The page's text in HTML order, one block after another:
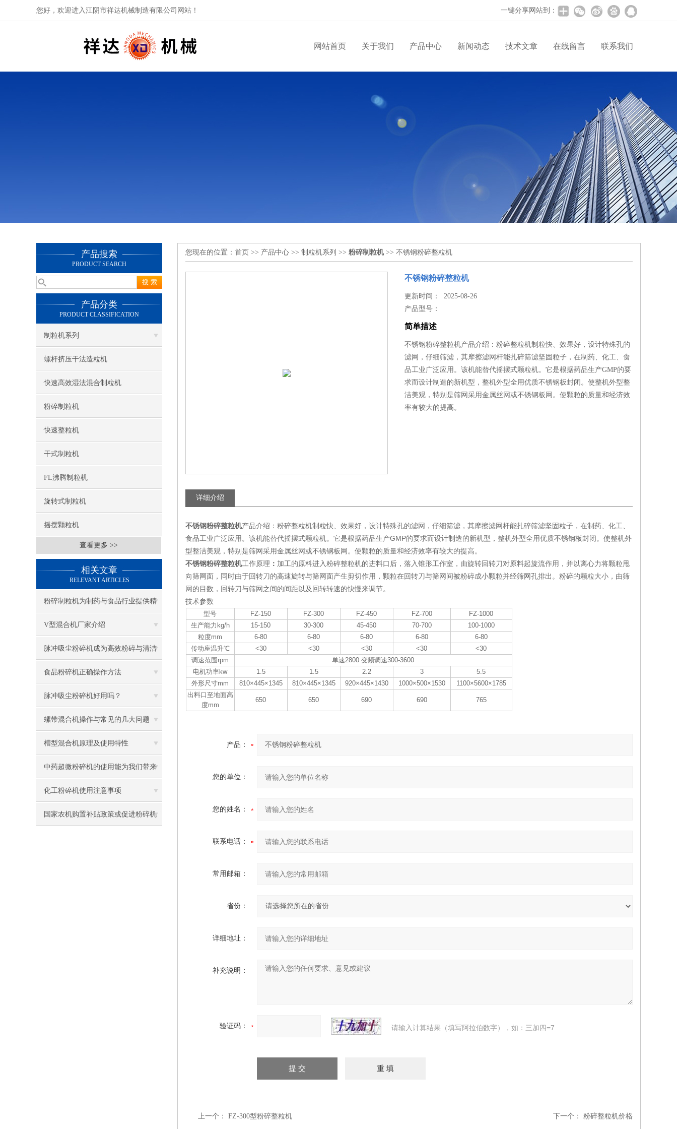
您好，欢迎进入江阴市祥达机械制造有限公司网站！ 一键分享网站到：
网站首页 关于我们 产品中心 新闻动态 技术文章 在线留言 联系我们
产品搜索
PRODUCT SEARCH
产品分类
PRODUCT CLASSIFICATION
制粒机系列
螺杆挤压干法造粒机
快速高效湿法混合制粒机
粉碎制粒机
快速整粒机
干式制粒机
FL沸腾制粒机
旋转式制粒机
摇摆颗粒机
查看更多 >>
相关文章
RELEVANT ARTICLES
粉碎制粒机为制药与食品行业提供精
确的物料处理
V型混合机厂家介绍
脉冲吸尘粉碎机成为高效粉碎与清洁
的得力助手
食品粉碎机正确操作方法
脉冲吸尘粉碎机好用吗？
螺带混合机操作与常见的几大问题
槽型混合机原理及使用特性
中药超微粉碎机的使用能为我们带来
哪些好处
化工粉碎机使用注意事项
国家农机购置补贴政策或促进粉碎机
您现在的位置： 首页 >> 产品中心 >> 制粒机系列 >> 粉碎制粒机>> 不锈钢粉碎整粒机
不锈钢粉碎整粒机
更新时间： 2025-08-26
产品型号：
简单描述
不锈钢粉碎整粒机产品介绍：粉碎整粒机制粒快、效果好，设计特殊孔的
滤网，仔细筛滤，其摩擦滤网杆能扎碎筛滤坚固粒子，在制药、化工、食
品工业广泛应用。该机能替代摇摆式颗粒机。它是根据药品生产GMP的要
求而设计制造的新机型，整机外型全用优质不锈钢板封闭。使整机外型整
洁美观，特别是筛网采用金属丝网或不锈钢板网。使颗粒的质量和经济效
率有较大的提高。
详细介绍
不锈钢粉碎整粒机产品介绍：粉碎整粒机制粒快、效果好，设计特殊孔的滤网，仔细筛滤，其摩擦滤网杆能扎碎筛滤坚固粒子，在制药、化工、
食品工业广泛应用。该机能替代摇摆式颗粒机。它是根据药品生产GMP的要求而设计制造的新机型，整机外型全用优质不锈钢板封闭。使整机外
型整洁美观，特别是筛网采用金属丝网或不锈钢板网。使颗粒的质量和经济效率有较大的提高。
不锈钢粉碎整粒机工作原理 ： 加工的原料进入粉碎整粒机的进料口后，落入锥形工作室，由旋转回转刀对原料起旋流作用，并以离心力将颗粒甩
向筛网面，同时由于回转刀的高速旋转与筛网面产生剪切作用，颗粒在回转刀与筛网间被粉碎成小颗粒并经筛网孔排出。粉碎的颗粒大小，由筛
网的目数，回转刀与筛网之间的间距以及回转转速的快慢来调节。
技术参数
型号
FZ-150 FZ-300 FZ-450 FZ-700
FZ-1000
生产能力kg/h
15-150 30-300 45-450 70-700
100-1000
粒度mm
6-80 6-80 6-80 6-80
6-80
传动座温升℃
<30 <30 <30 <30
<30
调速范围rpm
单速2800 变频调速300-3600
电机功率kw
1.5 1.5 2.2 3
5.5
外形尺寸mm
810×445×1345 810×445×1345 920×445×1430 1000×500×1530
1100×5600×1785
出料口至地面高
度mm
650 650 690 690 765
产品：
您的单位：
您的姓名：
联系电话：
常用邮箱：
省份：
详细地址：
补充说明：
验证码： 请输入计算结果（填写阿拉伯数字），如：三加四=7
上一个： FZ-300型粉碎整粒机 下一个： 粉碎整粒机价格